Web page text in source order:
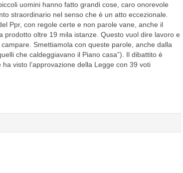
uomini hanno fatto grandi cose, caro onorevole
straordinario nel senso che è un atto eccezionale.
Ppr, con regole certe e non parole vane, anche il
prodotto oltre 19 mila istanze. Questo vuol dire lavoro e
Smettiamola con queste parole, anche dalla
che caldeggiavano il Piano casa”). Il dibattito è
visto l’approvazione della Legge con 39 voti